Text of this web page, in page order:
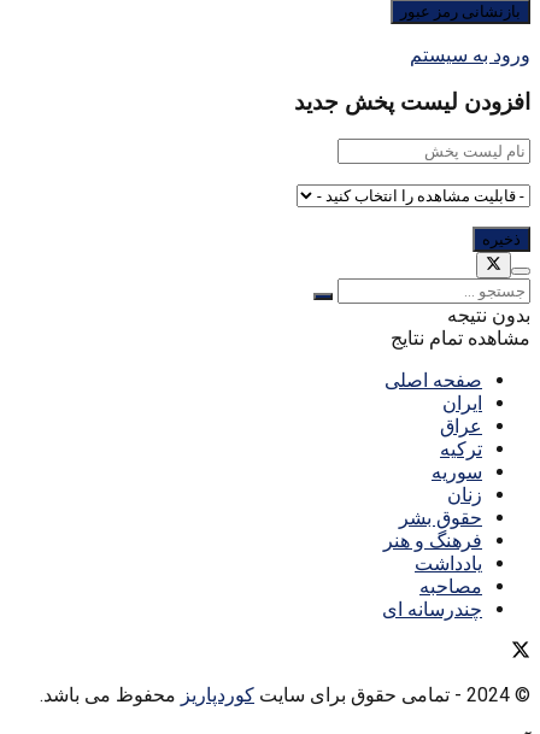
ورود به سیستم
افزودن لیست پخش جدید
بدون نتیجه
مشاهده تمام نتایج
صفحه اصلی
ایران
عراق
ترکیه
سوریه
زنان
حقوق بشر
فرهنگ و هنر
یادداشت
مصاحبه
چندرسانه ای
© 2024 - تمامی حقوق برای سایت کوردپاریز محفوظ می باشد.